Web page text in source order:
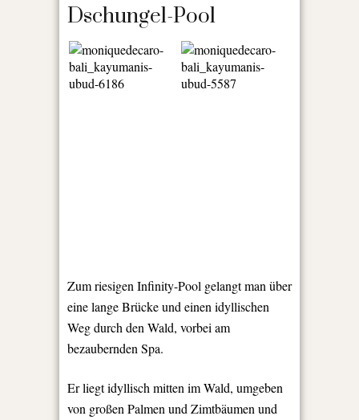
Dschungel-Pool
Zum riesigen Infinity-Pool gelangt man über
eine lange Brücke und einen idyllischen
Weg durch den Wald, vorbei am
bezaubernden Spa.
Er liegt idyllisch mitten im Wald, umgeben
von großen Palmen und Zimtbäumen und